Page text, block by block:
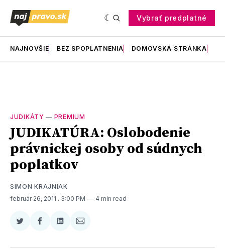
Vybrať predplatné
NAJNOVŠIE BEZ SPOPLATNENIA DOMOVSKÁ STRÁNKA
JUDIKÁTY — PREMIUM
JUDIKATÚRA: Oslobodenie
právnickej osoby od súdnych
poplatkov
SIMON KRAJNIAK
február 26, 2011 . 3:00 PM 4 min read
Zdieľať
Twitter
Zdieľať
Facebooku
Zdieľať
LinkedIne
Zdieľať
E-